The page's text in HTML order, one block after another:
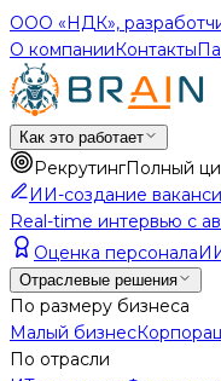
ООО «НДК»,
О компанииКонтакты
Как это работает
РекрутингПолный
ИИ-создание
Real-time интервью с
Оценка персонала
Отраслевые решения
По размеру бизнеса
Малый бизнес
По отрасли